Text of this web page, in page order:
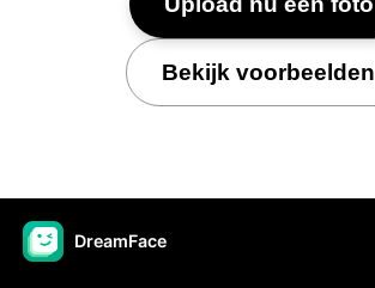
Bekijk voorbeelden
DreamFace